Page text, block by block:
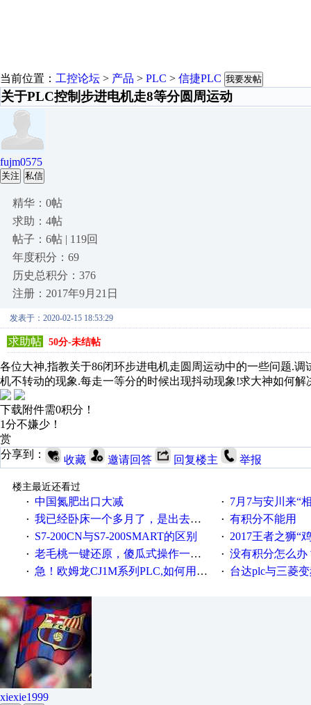
当前位置： 工控论坛 > 产品 > PLC > 信捷PLC 我要发帖
关于PLC控制步进电机走8等分圆周运动
fujm0575
关注 私信
精华：0帖
求助：4帖
帖子：6帖 | 119回
年度积分：69
历史总积分：376
注册：2017年9月21日
发表于：2020-02-15 18:53:29
求助帖 50分-未结帖
各位大神,指教关于86闭环步进电机走圆周运动中的一些问题.
机不转动的现象.每走一等分的时候出现抖动现象!求大神如何解
下载附件需0积分！
1分不嫌少！
赏
分享到：
收藏 邀请回答 回复楼主 举报
楼主最近还看过
· 中国氮肥出口大减 · 7月7与安川来“
· 我已经卧床一个多月了，是出去安装机械手在高速遭遇车祸所致:大家工作都要特别注意啊 · 有积分不能用
· S7-200CN与S7-200SMART的区别 · 2017王者之狮“鸡”情签到
· 老毛桃一键还原，傻瓜式操作一键轻松备份还原；程序为向导式安装，一键即可实现自动备份或还原系统。 · 没有积分怎么办
· 急！欧姆龙CJ1M系列PLC,如何用时间控制变频器。要求时间在组态王中可以自由输入！拜托各位大神了！ · 台达plc与三菱
xiexie1999